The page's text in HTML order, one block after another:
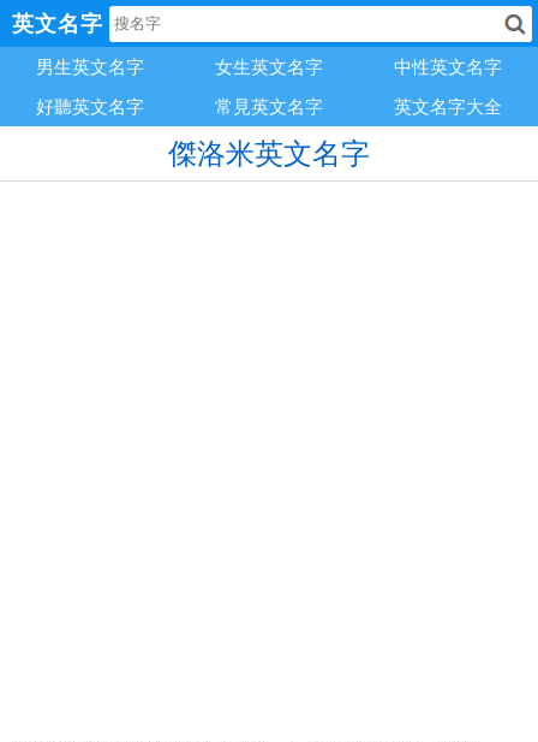
英文名字
男生英文名字 女生英文名字
中性英文名字
好聽英文名字
常見英文名字 英文名字大全
傑洛米英文名字